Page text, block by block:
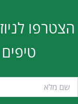
הצטרפו